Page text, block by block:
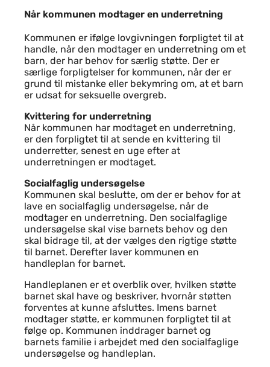
Når kommunen modtager en
Når kommunen modtager en underretning
Kommunen er ifølge lovgivningen forpligtet til at
handle, når den modtager en underretning om et
barn, der har behov for særlig støtte. Der er
særlige forpligtelser for kommunen, når der er
grund til mistanke eller bekymring om, at et barn
er udsat for seksuelle overgreb.
Kvittering for underretning
Når kommunen har modtaget en underretning,
er den forpligtet til at sende en kvittering til
underretter, senest en uge efter at
underretningen er modtaget.
Socialfaglig undersøgelse
Kommunen skal beslutte, om der er behov for at
lave en socialfaglig undersøgelse, når de
modtager en underretning. Den socialfaglige
undersøgelse skal vise barnets behov og den
skal bidrage til, at der vælges den rigtige støtte
til barnet. Derefter laver kommunen en
handleplan for barnet.
Handleplanen er et overblik over, hvilken støtte
barnet skal have og beskriver, hvornår støtten
forventes at kunne afsluttes. Imens barnet
modtager støtte, er kommunen forpligtet til at
følge op. Kommunen inddrager barnet og
barnets familie i arbejdet med den socialfaglige
undersøgelse og handleplan.